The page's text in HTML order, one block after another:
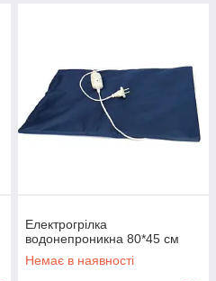
Електрогрілка
водонепроникна 80*45 см
Немає в наявності